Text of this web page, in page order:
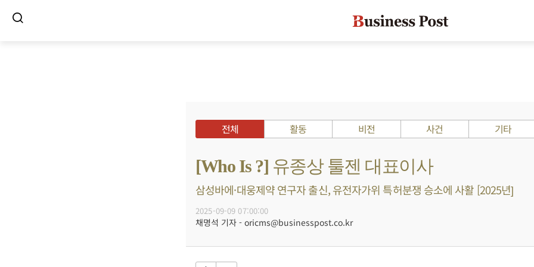
전체 활동 비전 사건 기타
[Who Is ?] 유종상 툴젠 대표이사
삼성바에·대웅제약 연구자 출신, 유전자가위 특허분쟁 승소에 사활 [2025년]
2025-09-09 07:00:00
채명석 기자 - oricms@businesspost.co.kr